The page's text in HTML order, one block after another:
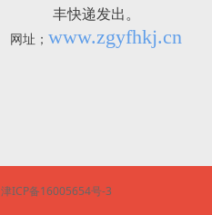
丰快递发出。
网址； www.zgyfhkj.cn
津ICP备16005654号-3